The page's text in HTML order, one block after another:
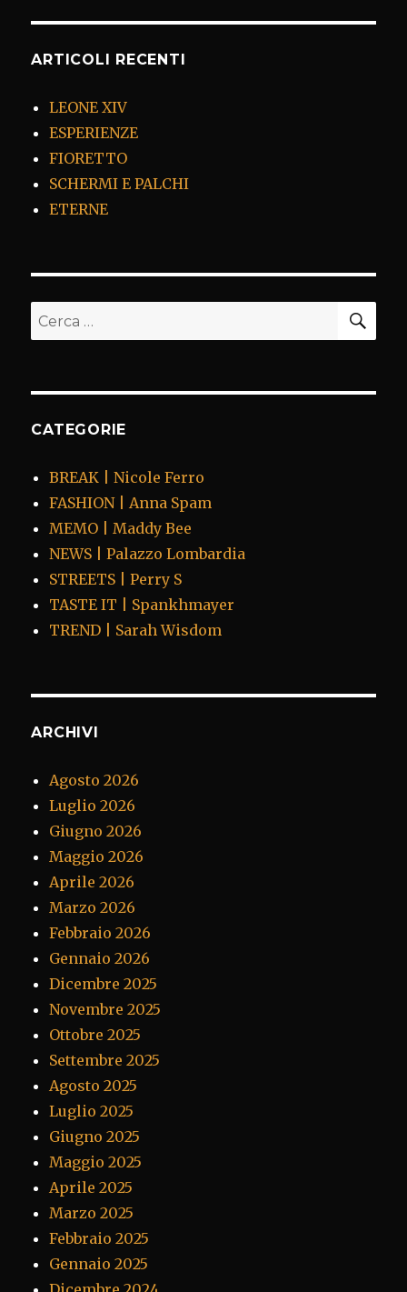
ARTICOLI RECENTI
LEONE XIV
ESPERIENZE
FIORETTO
SCHERMI E PALCHI
ETERNE
Cerca:
CATEGORIE
BREAK | Nicole Ferro
FASHION | Anna Spam
MEMO | Maddy Bee
NEWS | Palazzo Lombardia
STREETS | Perry S
TASTE IT | Spankhmayer
TREND | Sarah Wisdom
ARCHIVI
Agosto 2026
Luglio 2026
Giugno 2026
Maggio 2026
Aprile 2026
Marzo 2026
Febbraio 2026
Gennaio 2026
Dicembre 2025
Novembre 2025
Ottobre 2025
Settembre 2025
Agosto 2025
Luglio 2025
Giugno 2025
Maggio 2025
Aprile 2025
Marzo 2025
Febbraio 2025
Gennaio 2025